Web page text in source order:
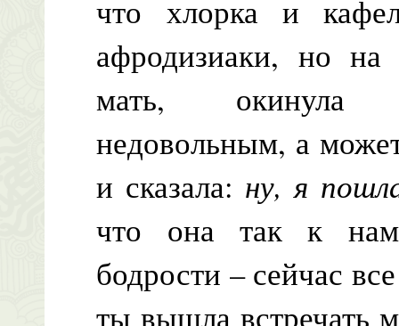
что хлорка и
афродизиаки, но
мать, окинула
недовольным, а
и сказала: ну, я
что она так к нам
бодрости – сейчас
ты вышла встречать